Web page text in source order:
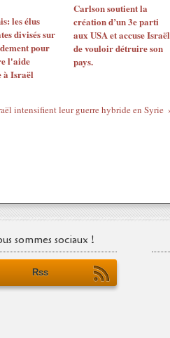
les élus
divisés sur
pour
l'aide
Israël
Carlson soutient la
création d’un 3e parti
aux USA et accuse Israël
de vouloir détruire son
pays.
intensifient leur guerre hybride en Syrie
sommes sociaux !
Rss